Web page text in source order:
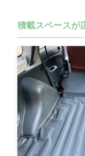
積載スペースが